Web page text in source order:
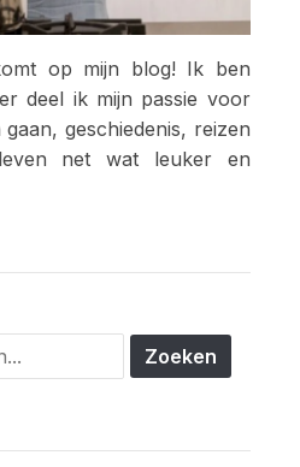
op mijn blog! Ik ben
deel ik mijn passie voor
geschiedenis, reizen
net wat leuker en